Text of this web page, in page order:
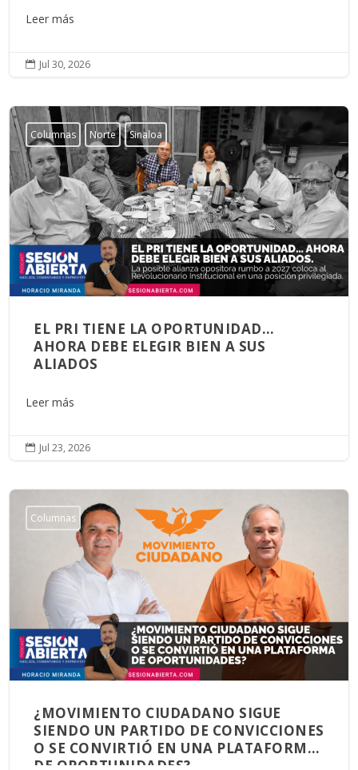
Leer más
 Jul 30, 2026
Columnas Norte Sinaloa
EL PRI TIENE LA OPORTUNIDAD…
AHORA DEBE ELEGIR BIEN A SUS
ALIADOS
Leer más
 Jul 23, 2026
Columnas
¿MOVIMIENTO CIUDADANO SIGUE
SIENDO UN PARTIDO DE CONVICCIONES
O SE CONVIRTIÓ EN UNA PLATAFORMA
DE OPORTUNIDADES?